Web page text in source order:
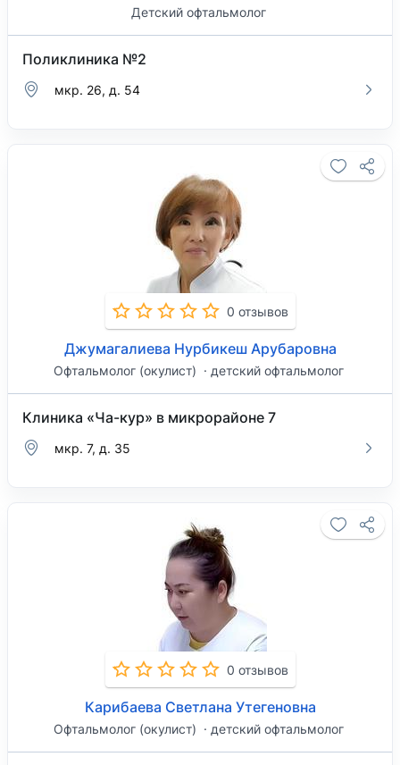
Детский офтальмолог
Поликлиника №2
мкр. 26, д. 54
0 отзывов
Джумагалиева Нурбикеш Арубаровна
Офтальмолог (окулист) детский офтальмолог
Клиника «Ча-кур» в микрорайоне 7
мкр. 7, д. 35
0 отзывов
Карибаева Светлана Утегеновна
Офтальмолог (окулист) детский офтальмолог